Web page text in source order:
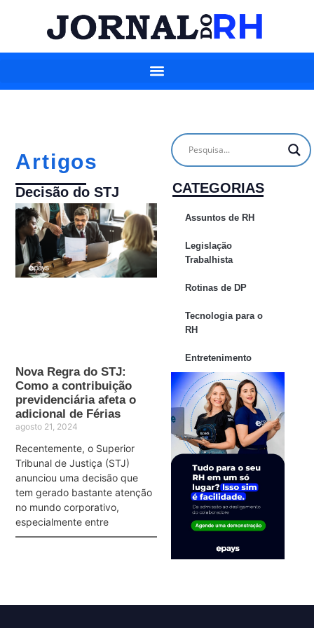
Artigos
Decisão do STJ
Nova Regra do STJ:
Como a contribuição
previdenciária afeta o
adicional de Férias
agosto 21, 2024
Recentemente, o Superior
Tribunal de Justiça (STJ)
anunciou uma decisão que
tem gerado bastante atenção
no mundo corporativo,
especialmente entre
CATEGORIAS
Assuntos de RH
Legislação
Trabalhista
Rotinas de DP
Tecnologia para o
RH
Entretenimento